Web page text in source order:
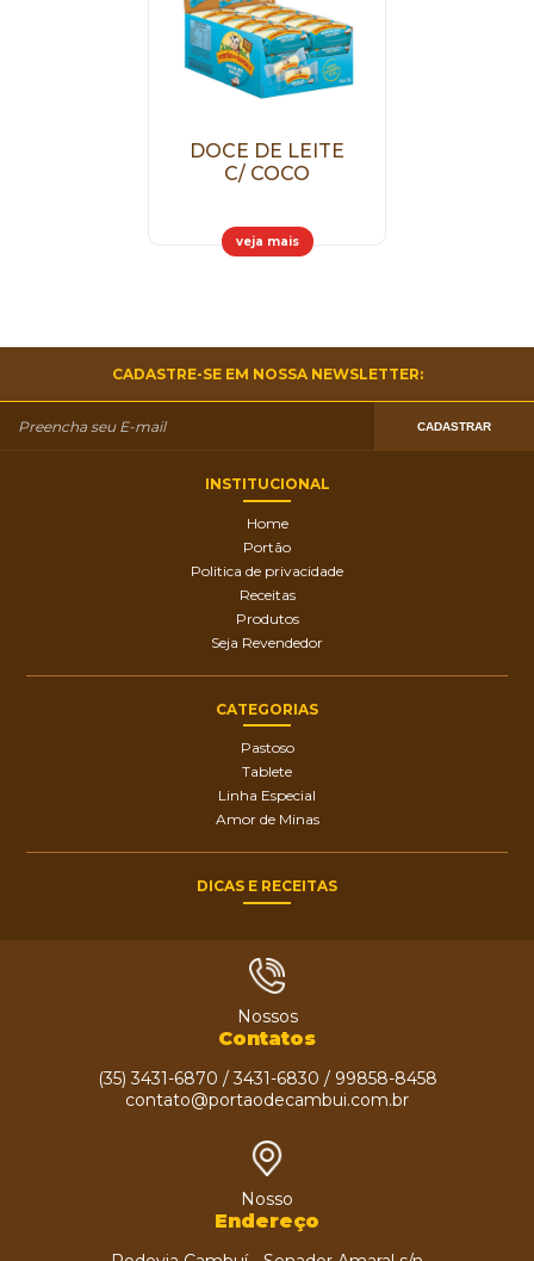
DOCE DE LEITE
C/ COCO
veja mais
CADASTRE-SE EM NOSSA NEWSLETTER:
CADASTRAR
INSTITUCIONAL
Home
Portão
Politica de privacidade
Receitas
Produtos
Seja Revendedor
CATEGORIAS
Pastoso
Tablete
Linha Especial
Amor de Minas
DICAS E RECEITAS
Nossos
Contatos
(35) 3431-6870 / 3431-6830 / 99858-8458
contato@portaodecambui.com.br
Nosso
Endereço